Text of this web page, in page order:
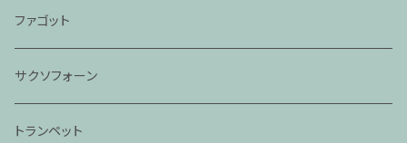
ファゴット
サクソフォーン
トランペット